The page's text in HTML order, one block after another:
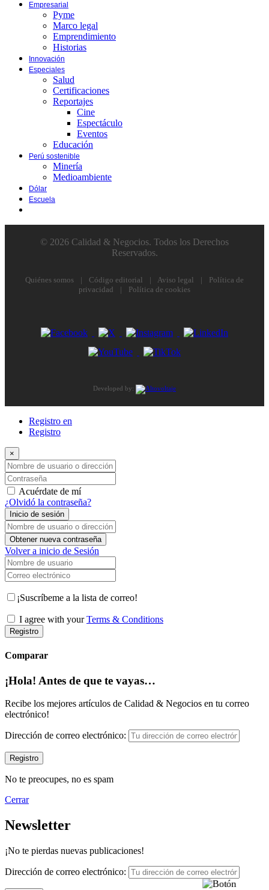
Empresarial
Pyme
Marco legal
Emprendimiento
Historias
Innovación
Especiales
Salud
Certificaciones
Reportajes
Cine
Espectáculo
Eventos
Educación
Perú sostenible
Minería
Medioambiente
Dólar
Escuela
© 2026 Calidad & Negocios. Todos los Derechos
Reservados.
Quiénes somos | Código editorial | Aviso legal |
Política de
privacidad
| Política de cookies
Developed by:
Registro en
Registro
×
Nombre de usuario o dirección de correo electrónico
Contraseña
Acuérdate de mí
¿Olvidó la contraseña?
Inicio de sesión
Nombre de usuario o dirección de correo electrónico
Obtener nueva contraseña
Volver a inicio de Sesión
Nombre de usuario
Correo electrónico
¡Suscríbeme a la lista de correo!
I agree with yourTerms & Conditions
Registro
Comparar
¡Hola! Antes de que te vayas…
Recibe los mejores artículos de Calidad & Negocios en tu correo
electrónico!
Dirección de correo electrónico:
No te preocupes, no es spam
Cerrar
Newsletter
¡No te pierdas nuevas publicaciones!
Dirección de correo electrónico: